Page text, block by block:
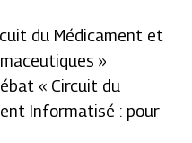
du Médicament et
»
« Circuit du
Informatisé : pour